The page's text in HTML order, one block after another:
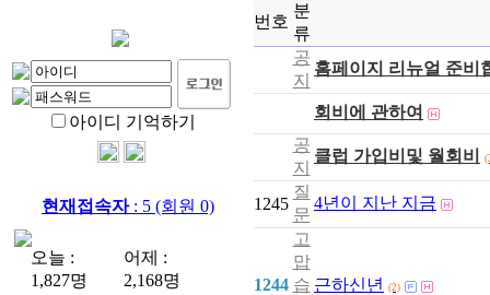
아이디 기억하기
현재접속자: 5 (회원 0)
오늘 :
1,827명
어제 :
2,168명
번호
분
류
공
지
홈페이지 리뉴얼 준비
회비에 관하여
공
지
클럽 가입비및 월회비
1245
질
문
4년이 지난 지금
1244
고
맙
습 근하신년 (2)